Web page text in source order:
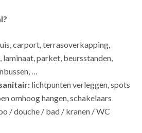
carport, terrasoverkapping,
laminaat, parket, beursstanden,
…
lichtpunten verleggen, spots
omhoog hangen, schakelaars
/ douche / bad / kranen / WC